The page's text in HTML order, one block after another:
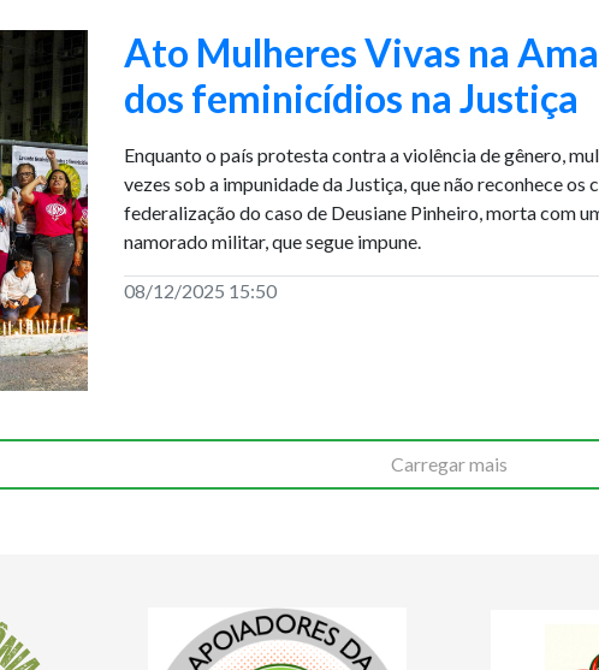
Ato Mulheres Vivas na
dos feminicídios na Justiça
Enquanto o país protesta contra a violência de gênero,
vezes sob a impunidade da Justiça, que não reconhece
federalização do caso de Deusiane Pinheiro, morta com
namorado militar, que segue impune.
08/12/2025 15:50
Carregar mais